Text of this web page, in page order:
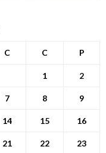
C C P
1 2
7 8 9
14 15 16
21 22 23